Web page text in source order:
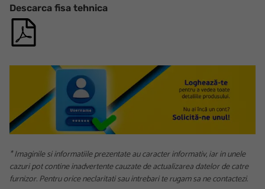
Descarca fisa tehnica
* Imaginile si informatiile prezentate au caracter informativ, iar in unele
cazuri pot contine inadvertente cauzate de actualizarea datelor de catre
furnizor. Pentru orice neclaritati sau intrebari te rugam sa ne contactezi.